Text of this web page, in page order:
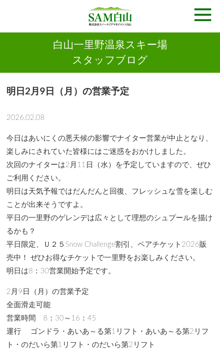
白山一里野温泉スキー場
スタッフブログ
明日2月9日（月）の営業予定
2026.02.08
今日はあいにくの悪天候の影響でナイター営業が中止となり、
楽しみにされていた皆様にはご迷惑をおかけしました。
次回のナイターは2月11日（水）を予定していますので、ぜひ
ご利用ください。
明日は天気予報ではだんだんと回復、フレッシュな雪を楽しむ
ことが出来そうですよ。
平日の一里野のゲレンデは広々として理想のシュプールを描け
るかも？
平日限定、Ｕ２５Snow Challenge割引、ペアチケット2026販
売中！ ぜひお得なチケットで一里野をお楽しみください。
明日は8：30営業開始予定です。
2月9日（月）の営業予定
全面滑走可能
営業時間 8：30～16：45
運行 ゴンドラ・あいあ～る第1リフト・あいあ～る第2リフ
ト・のだいら第1リフト・のだいら第2リフト